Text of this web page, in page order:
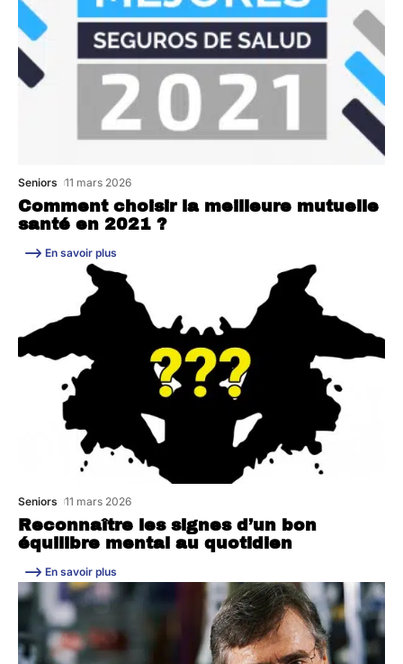
Comment choisir la meilleure mutuelle
santé en 2021 ?
Seniors 11 mars 2026
En savoir plus
Reconnaître les signes d’un bon
équilibre mental au quotidien
Seniors 11 mars 2026
En savoir plus